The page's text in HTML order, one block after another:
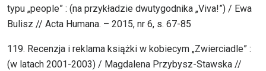
typu „people” : (na przykładzie dwutygodnika „Viva!”) / Ewa
Bulisz // Acta Humana. – 2015, nr 6, s. 67-85
119. Recenzja i reklama książki w kobiecym „Zwierciadle” :
(w latach 2001-2003) / Magdalena Przybysz-Stawska //